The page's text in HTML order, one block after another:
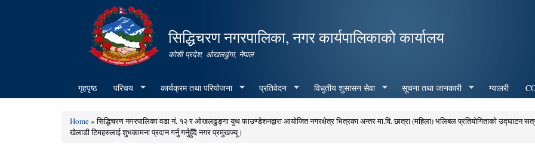
content
सिद्धिचरण नगरपालिका, नगर कार्यपालिकाको कार्यालय
कोशी प्रदेश, ओखलढुंगा, नेपाल
गृहपृष्ठ परिचय कार्यक्रम तथा परियोजना प्रतिवेदन विधुतीय शुसासन सेवा सूचना तथा जानकारी ग्यालरी
You are here
Home» सिद्धिचरण नगरपालिका वडा नं. १२ र ओखलढुङ्गा युथ फाउण्डेशनद्वारा आयोजित नगरक्षेत्र भित्रका अन्तर मा.वि. छात्रा (महिला) भलिबल प्रतियोगिताको उद्घाटन
खेलाडी टिमहरुलाई शुभकामना प्रदान गर्नु गर्नुहुँदै नगर प्रमुखज्यू।